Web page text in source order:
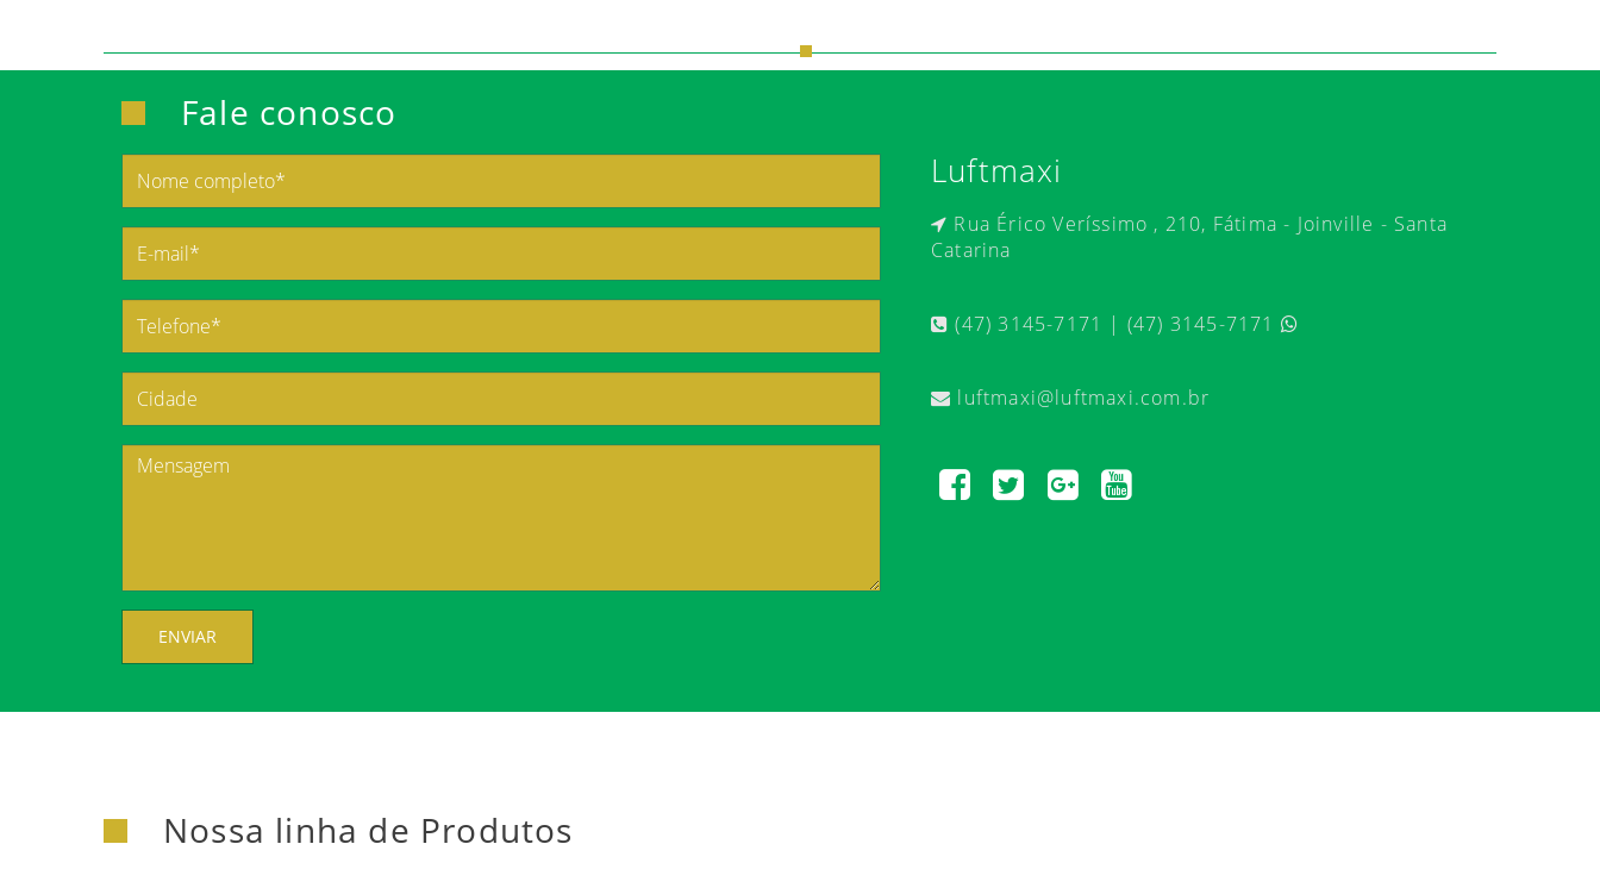
Fale conosco
ENVIAR
Luftmaxi
Rua Érico Veríssimo , 210, Fátima - Joinville - Santa
Catarina
(47) 3145-7171 | (47) 3145-7171
luftmaxi@luftmaxi.com.br
Nossa linha de Produtos